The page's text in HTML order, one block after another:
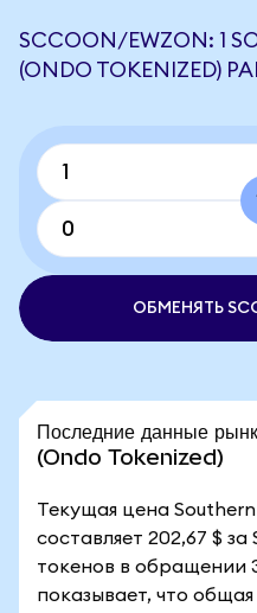
SCCOON/EWZON: 1
(ONDO TOKENIZED)
ОБМЕНЯТЬ
Последние данные
(Ondo Tokenized)
Текущая цена
составляет 202,67 $
токенов в обращении
показывает, что